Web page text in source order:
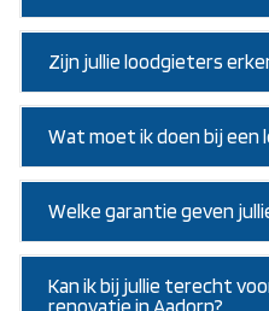
Zijn jullie loodgieters
Wat moet ik doen bij een
Welke garantie geven
Kan ik bij jullie terecht
renovatie in Aadorp?